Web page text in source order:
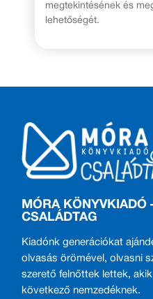
megtekintésének és
lehetőségét.
MÓRA KÖNYVKIADÓ
CSALÁDTAG
Kiadónk generációkat
olvasás örömével, olvasni
szerető felnőttek lettek,
következő nemzedéknek.